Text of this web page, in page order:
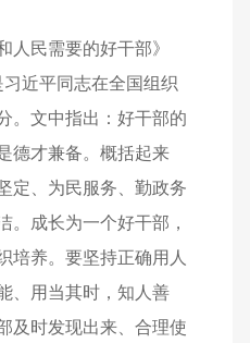
人民需要的好干部》
习近平同志在全国组织
。文中指出：好干部的
德才兼备。概括起来
定、为民服务、勤政务
。成长为一个好干部，
培养。要坚持正确用人
、用当其时，知人善
及时发现出来、合理使